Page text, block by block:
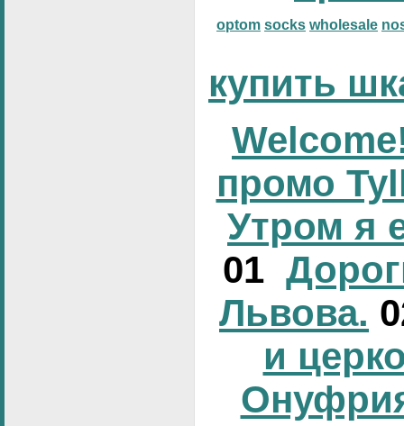
optom socks wholesale
купить
промо
Утром я
01
Львова.
и